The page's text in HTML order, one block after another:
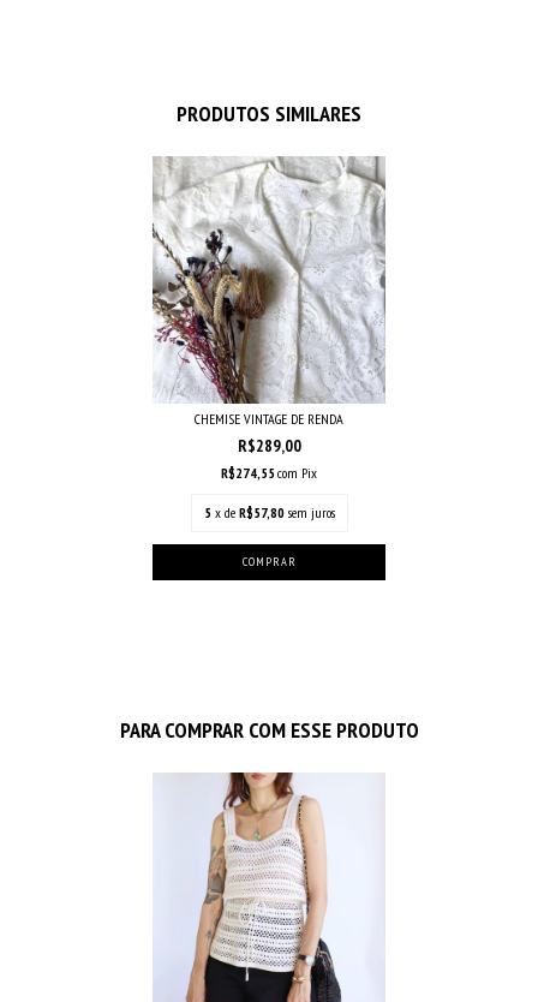
PRODUTOS SIMILARES
CHEMISE VINTAGE DE RENDA
R$289,00
R$274,55com Pix
5 x de R$57,80 sem juros
PARA COMPRAR COM ESSE PRODUTO